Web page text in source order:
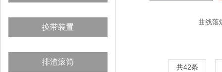
换带装置
排渣滚筒
曲线落
共42条